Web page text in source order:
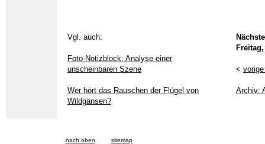
Vgl. auch:
Foto-Notizblock: Analyse einer
unscheinbaren Szene
Wer hört das Rauschen der Flügel von
Wildgänsen?
<
Archiv:
nach oben sitemap